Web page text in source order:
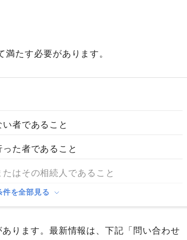
たす必要があります。
者であること
た者であること
はその相続人であること
件を全部見る
ります。最新情報は、下記「問い合わせ